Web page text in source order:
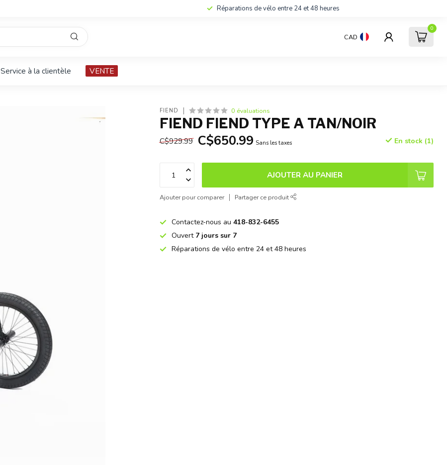
Réparations de vélo entre 24 et 48 heures
CAD
0
Service à la clientèle VENTE
FIEND 0 évaluations
FIEND FIEND TYPE A TAN/NOIR
C$929.99 C$650.99 Sans les taxes En stock (1)
AJOUTER AU PANIER
Ajouter pour comparer Partager ce produit
Contactez-nous au418-832-6455
Ouvert 7 jours sur 7
Réparations de vélo entre 24 et 48 heures